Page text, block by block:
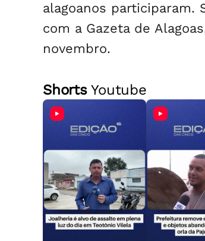
alagoanos participaram.
com a Gazeta de Alagoas
novembro.
ShortsYoutube